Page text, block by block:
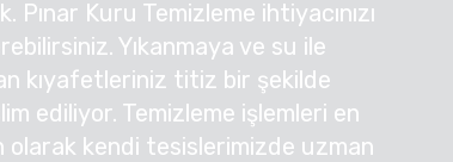
Pınar Kuru Temizleme ihtiyacınızı
Yıkanmaya ve su ile
kıyafetleriniz titiz bir şekilde
ediliyor. Temizleme işlemleri en
kendi tesislerimizde uzman